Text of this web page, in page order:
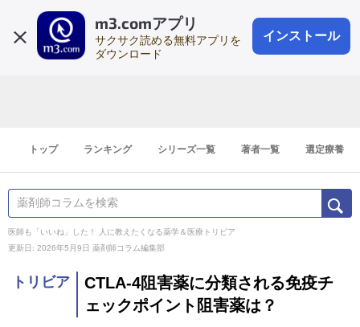
m3.comアプリ
サクサク読める無料アプリを
ダウンロード
インストール
会員登録
登録1分
トップ ランキング シリーズ一覧 著者一覧 選定療養
医師も「いいね」した！ 人に教えたくなる薬学＆医療トリビア
更新日: 2026年5月9日 薬剤師コラム編集部
トリビア
CTLA-4阻害薬に分類される免疫チ
ェックポイント阻害薬は？